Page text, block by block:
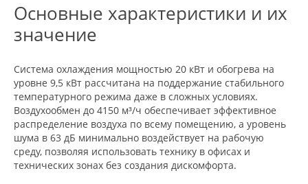
Основные характеристики и их
значение
Система охлаждения мощностью 20 кВт и обогрева на
уровне 9,5 кВт рассчитана на поддержание стабильного
температурного режима даже в сложных условиях.
Воздухообмен до 4150 м³/ч обеспечивает эффективное
распределение воздуха по всему помещению, а уровень
шума в 63 дБ минимально воздействует на рабочую
среду, позволяя использовать технику в офисах и
технических зонах без создания дискомфорта.